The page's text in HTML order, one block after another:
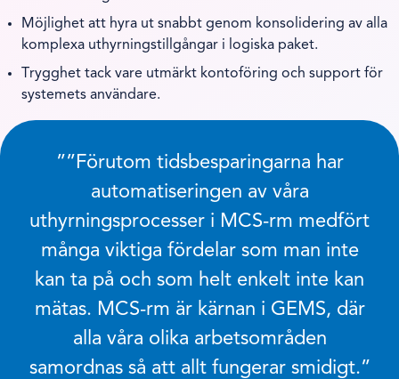
Möjlighet att hyra ut snabbt genom konsolidering av alla
komplexa uthyrningstillgångar i logiska paket.
Trygghet tack vare utmärkt kontoföring och support för
systemets användare.
”
Förutom tidsbesparingarna har
automatiseringen av våra
uthyrningsprocesser i MCS-rm medfört
många viktiga fördelar som man inte
kan ta på och som helt enkelt inte kan
mätas. MCS-rm är kärnan i GEMS, där
alla våra olika arbetsområden
samordnas så att allt fungerar smidigt.